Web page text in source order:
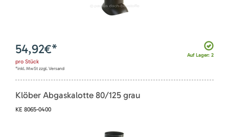
Auf Lager: 2
54,92€*
pro Stück
*inkl. MwSt zzgl. Versand
Klöber Abgaskalotte 80/125 grau
KE 8065-0400